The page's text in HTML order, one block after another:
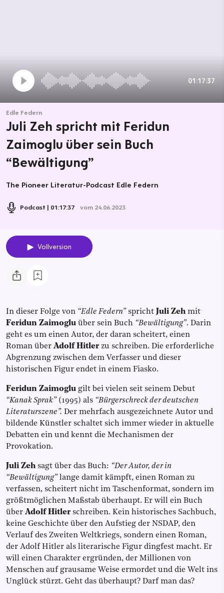
01:17:37
Edle Federn
Juli Zeh spricht mit Feridun
Zaimoglu über sein Buch
“Bewältigung”
The Pioneer Literatur-Podcast Edle Federn
Podcast 01:17:37 vom 24.06.2023
Vollversion
In dieser Folge von “Edle Federn” spricht Juli Zeh mit
Feridun Zaimoglu über sein Buch “Bewältigung”. Darin
geht es um einen Autor, der daran scheitert, einen
Roman über Adolf Hitlerzu schreiben. Die erforderliche
Abgrenzung zwischen dem Verfasser und dieser
historischen Figur endet in einem Fiasko.
Feridun Zaimoglu gilt bei vielen seit seinem Debut
“Kanak Sprak” (1995) als “Bürgerschreck der deutschen
Literaturszene”. Der mehrfach ausgezeichnete Autor und
bildende Künstler schaltet sich immer wieder in aktuelle
Debatten ein und kennt die Mechanismen der
Provokation.
Juli Zeh sagt über das Buch: “Der Autor, der in
“Bewältigung” lange damit kämpft, einen Roman zu
verfassen, scheitert nicht im Taschenformat, sondern im
größtmöglichen Maßstab überhaupt. Er will ein Buch
über Adolf Hitlerschreiben. Kein historisches Sachbuch,
keine Geschichte über den Aufstieg der NSDAP, den
Verlauf des Zweiten Weltkriegs, sondern einen Roman,
der Adolf Hitler als literarische Figur dingfest macht. Er
will einen Charakter ergründen, der Millionen von
Menschen auf grausame Weise ermordet und die Welt ins
Unglück stürzt. Geht das überhaupt? Darf man das?